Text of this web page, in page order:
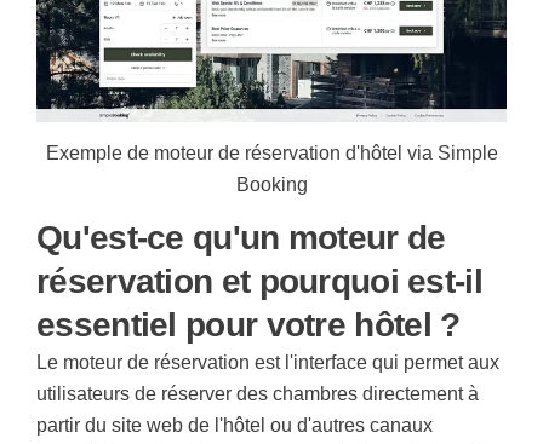
Exemple de moteur de réservation d'hôtel via Simple
Booking
Qu'est-ce qu'un moteur de
réservation et pourquoi est-il
essentiel pour votre hôtel ?
Le moteur de réservation est l'interface qui permet aux
utilisateurs de réserver des chambres directement à
partir du site web de l'hôtel ou d'autres canaux